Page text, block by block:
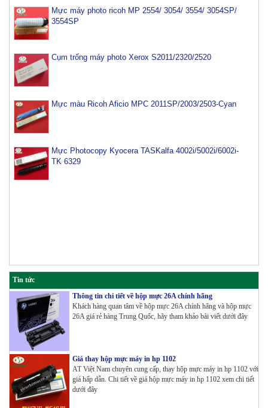
Tin tức
Thông tin chi tiết về hộp mực 26A chính hãng
Khách hàng quan tâm về hộp mực 26A chính hãng và hộp mực
26A giá rẻ hàng Trung Quốc, hãy tham khảo bài viết dưới đây
Giá thay hộp mực máy in hp 1102
AT Việt Nam chuyên cung cấp, thay hộp mực máy in hp 1102 với
giá hấp dẫn. Chi tiết về giá hộp mực máy in hp 1102 xem chi tiết
dưới đây